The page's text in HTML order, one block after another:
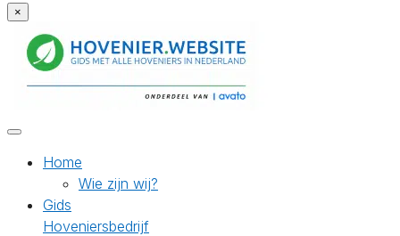
×
Home
Wie zijn wij?
Gids
Hoveniersbedrijf